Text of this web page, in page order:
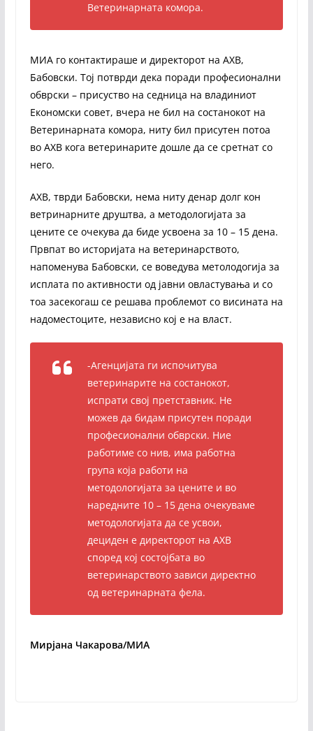
Ветеринарната комора.
МИА го контактираше и директорот на АХВ,
Бабовски. Тој потврди дека поради професионални
обврски – присуство на седница на владиниот
Економски совет, вчера не бил на состанокот на
Ветеринарната комора, ниту бил присутен потоа
во АХВ кога ветеринарите дошле да се сретнат со
него.
АХВ, тврди Бабовски, нема ниту денар долг кон
ветринарните друштва, а методологијата за
цените се очекува да биде усвоена за 10 – 15 дена.
Првпат во историјата на ветеринарството,
напоменува Бабовски, се воведува метолодогија за
исплата по активности од јавни овластувања и со
тоа засекогаш се решава проблемот со висината на
надоместоците, независно кој е на власт.
-Агенцијата ги испочитува
ветеринарите на состанокот,
испрати свој претставник. Не
можев да бидам присутен поради
професионални обврски. Ние
работиме со нив, има работна
група која работи на
методологијата за цените и во
наредните 10 – 15 дена очекуваме
методологијата да се усвои,
дециден е директорот на АХВ
според кој состојбата во
ветеринарството зависи директно
од ветеринарната фела.
Мирјана Чакарова/МИА